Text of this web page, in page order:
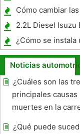
Glide
Cómo cambiar
2.2L Diesel Isuzu
¿Cómo se instala
frenos Kelsey?
Noticias
¿Cuáles son las
principales causas
muertes en la
¿Qué puede